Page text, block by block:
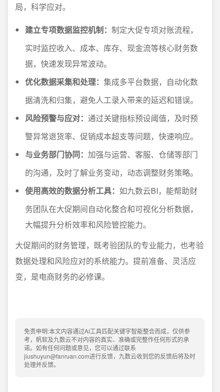
局，科学应对。
建立专项数据监控机制： 制定大促专项对账流程，
实时监控收入、成本、库存、现金流等核心财务数
据，快速发现异常波动。
优化数据采集和处理： 集成多平台数据，自动化数
据清洗和归集，避免人工录入带来的延迟和错误。
风险预警与应对： 通过关键指标预设阈值，及时预
警异常退货率、促销成本超支等问题，快速响应。
与业务部门协同： 加强与运营、客服、仓储等部门
的沟通，及时了解业务变动，动态调整财务策略。
使用高效的数据分析工具： 如九数云BI，能帮助财
务团队在大促期间自动化整合和可视化分析数据，
大幅提升分析效率和风险管控能力。
大促期间的财务管理，既考验团队的专业能力，也考验
数据处理和风险应对的系统能力。提前准备、灵活应
变，是电商财务的必修课。
免责申明:本文内容通过AI工具匹配关键字智能整合而成，仅供参
考，帆软及九数云不对内容的真实、准确或完整作任何形式的承
诺。如有任何问题或意见，您可以通过联系
jiushuyun@fanruan.com进行反馈，九数云收到您的反馈后将及时
处理并反馈。